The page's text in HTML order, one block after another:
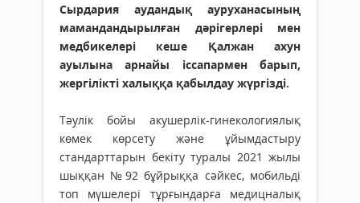
Сырдария аудандық ауруханасының
мамандандырылған дәрігерлері мен
медбикелері кеше Қалжан ахун
ауылына арнайы іссапармен барып,
жергілікті халыққа қабылдау жүргізді.
Тәулік бойы акушерлік-гинекологиялық
көмек көрсету және ұйымдастыру
стандарттарын бекіту туралы 2021 жылы
шыққан №92 бұйрыққа сәйкес, мобильді
топ мүшелері тұрғындарға медицналық